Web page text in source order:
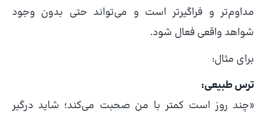
مداوم‌تر و فراگیرتر است و می‌تواند حتی بدون وجود
شواهد واقعی فعال شود.
برای مثال:
ترس طبیعی:
«چند روز است کمتر با من صحبت می‌کند؛ شاید درگیر